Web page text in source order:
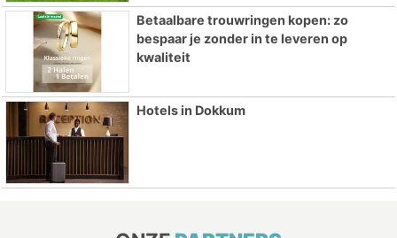
Betaalbare trouwringen kopen: zo
bespaar je zonder in te leveren op
kwaliteit
Hotels in Dokkum